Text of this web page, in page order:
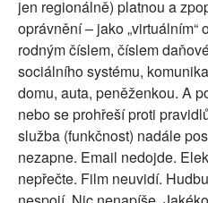
jen regionálně) platnou a
oprávnění – jako „virtuálním“
rodným číslem, číslem
sociálního systému,
domu, auta, peněženkou. A
nebo se prohřeší proti
služba (funkčnost) nadále
nezapne. Email nedojde.
nepřečte. Film neuvidí.